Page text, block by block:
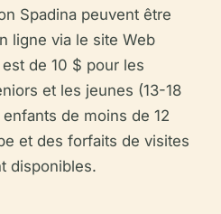
Spadina peuvent être
ligne via le site Web
de 10 $ pour les
et les jeunes (13-18
de moins de 12
et des forfaits de visites
disponibles.